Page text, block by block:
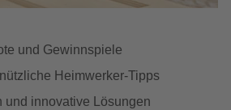
und Gewinnspiele
Heimwerker-Tipps
und innovative Lösungen